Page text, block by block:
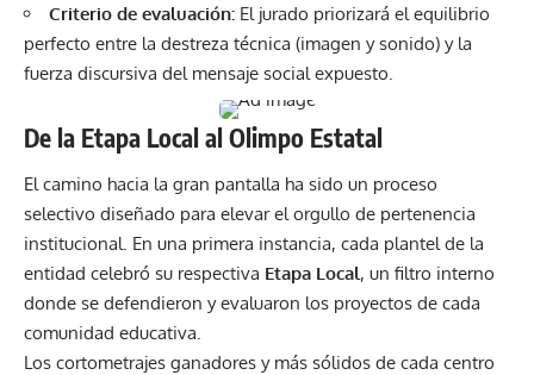
Criterio de evaluación: El jurado priorizará el equilibrio
perfecto entre la destreza técnica (imagen y sonido) y la
fuerza discursiva del mensaje social expuesto.
De la Etapa Local al Olimpo Estatal
El camino hacia la gran pantalla ha sido un proceso
selectivo diseñado para elevar el orgullo de pertenencia
institucional. En una primera instancia, cada plantel de la
entidad celebró su respectiva Etapa Local, un filtro interno
donde se defendieron y evaluaron los proyectos de cada
comunidad educativa.
Los cortometrajes ganadores y más sólidos de cada centro